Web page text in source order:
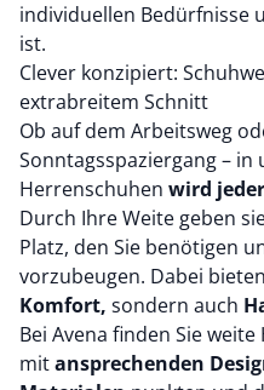
individuellen Bedürfnisse
ist.
Clever konzipiert:
extrabreitem Schnitt
Ob auf dem Arbeitsweg
Sonntagsspaziergang –
Herrenschuhen wird
Durch Ihre Weite geben
Platz, den Sie benötigen
vorzubeugen. Dabei
Komfort, sondern auch
Bei Avena finden Sie
mitansprechenden